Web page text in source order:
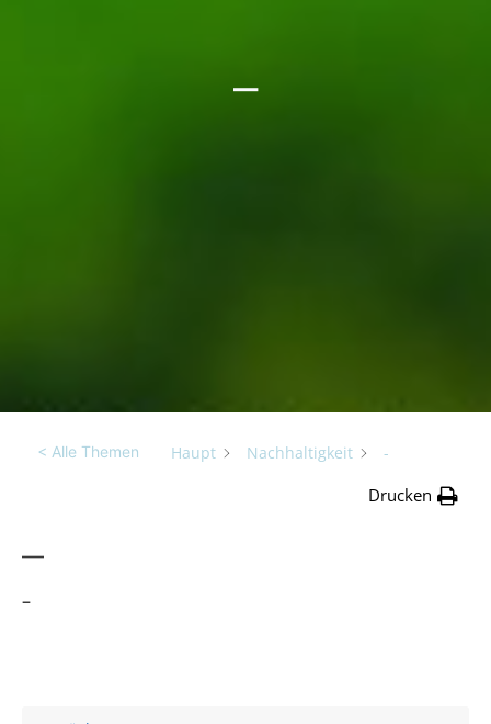
–
< Alle Themen Haupt Nachhaltigkeit -
Drucken
–
–